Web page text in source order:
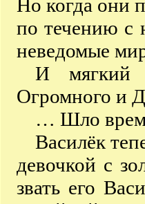
Но когда они
по течению с
неведомые
И мягкий
Огромного и
… Шло
Василёк
девочкой с
звать его